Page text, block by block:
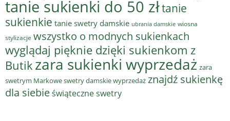
tanie sukienki do 50 złtanie
sukienkie tanie swetry damskie ubrania damskie wiosna
stylizacje wszystko o modnych sukienkach
wyglądaj pięknie dzięki sukienkom z
Butik zara sukienki wyprzedaż zara
swetrym Markowe swetry damskie wyprzedaż znajdź sukienkę
dla siebieświąteczne swetry